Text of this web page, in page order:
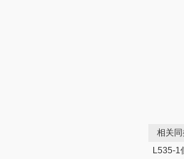
相关同
L535-1